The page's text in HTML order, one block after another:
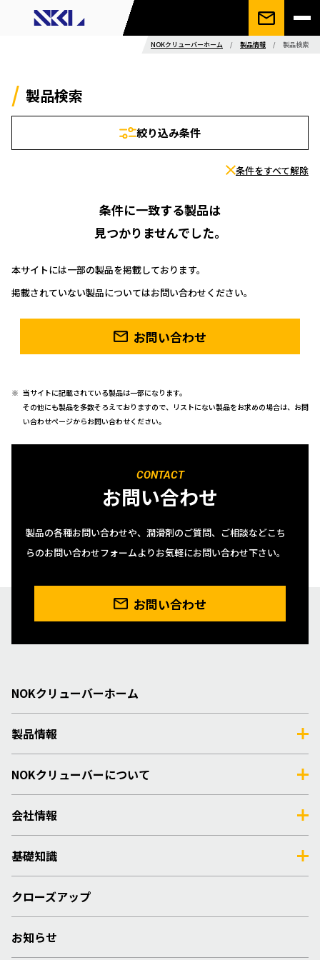
NOKクリューバーホーム / 製品情報 / 製品検索
製品検索
絞り込み条件
条件をすべて解除
条件に一致する製品は
見つかりませんでした。
本サイトには一部の製品を掲載しております。
掲載されていない製品についてはお問い合わせください。
お問い合わせ
当サイトに記載されている製品は一部になります。
その他にも製品を多数そろえておりますので、リストにない製品をお求めの場合は、お問
い合わせページからお問い合わせください。
CONTACT
お問い合わせ
製品の各種お問い合わせや、潤滑剤のご質問、ご相談などこち
らのお問い合わせフォームよりお気軽にお問い合わせ下さい。
お問い合わせ
NOKクリューバーホーム
製品情報
NOKクリューバーについて
会社情報
基礎知識
クローズアップ
お知らせ